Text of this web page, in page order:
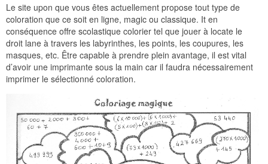
Le site upon que vous êtes actuellement propose tout type de
coloration que ce soit en ligne, magic ou classique. It en
conséquence offre scolastique colorier tel que jouer à locate le
droit lane à travers les labyrinthes, les points, les coupures, les
masques, etc. Être capable à prendre plein avantage, il est vital
d’avoir une imprimante sous la main car il faudra nécessairement
imprimer le sélectionné coloration.